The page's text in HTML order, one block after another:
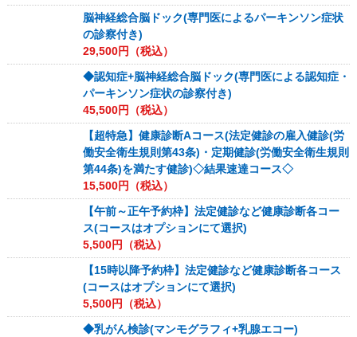
脳神経総合脳ドック(専門医によるパーキンソン症状
の診察付き)
29,500円（税込）
◆認知症+脳神経総合脳ドック(専門医による認知症・
パーキンソン症状の診察付き)
45,500円（税込）
【超特急】健康診断Aコース(法定健診の雇入健診(労
働安全衛生規則第43条)・定期健診(労働安全衛生規則
第44条)を満たす健診)◇結果速達コース◇
15,500円（税込）
【午前～正午予約枠】法定健診など健康診断各コー
ス(コースはオプションにて選択)
5,500円（税込）
【15時以降予約枠】法定健診など健康診断各コース
(コースはオプションにて選択)
5,500円（税込）
◆乳がん検診(マンモグラフィ+乳腺エコー)